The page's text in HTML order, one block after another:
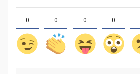
0 0 0 0